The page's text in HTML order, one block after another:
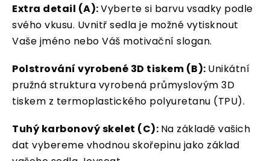
Extra detail (A):Vyberte si barvu vsadky podle
svého vkusu. Uvnitř sedla je možné vytisknout
Vaše jméno nebo Váš motivační slogan.
Polstrování vyrobené 3D tiskem (B): Unikátní
pružná struktura vyrobená průmyslovým 3D
tiskem z termoplastického polyuretanu (TPU).
Tuhý karbonový skelet (C): Na základě vašich
dat vybereme vhodnou skořepinu jako základ